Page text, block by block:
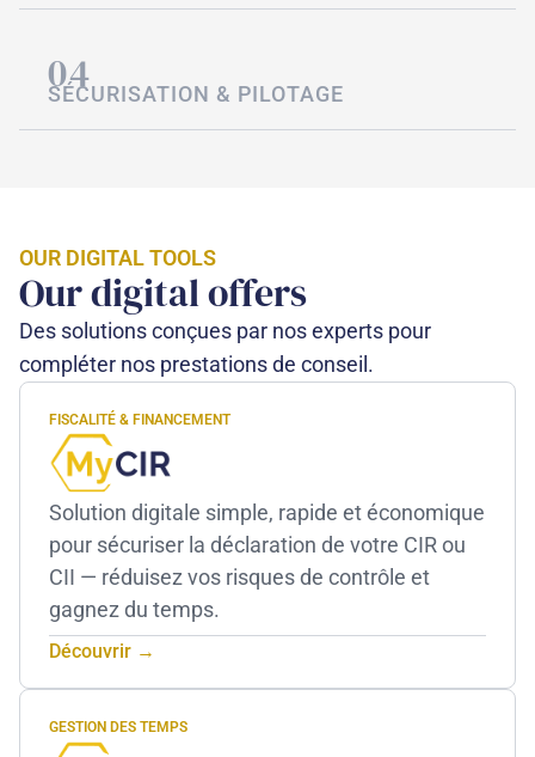
04
SÉCURISATION & PILOTAGE
OUR DIGITAL TOOLS
Our digital offers
Des solutions conçues par nos experts pour
compléter nos prestations de conseil.
FISCALITÉ & FINANCEMENT
Solution digitale simple, rapide et économique
pour sécuriser la déclaration de votre CIR ou
CII — réduisez vos risques de contrôle et
gagnez du temps.
Découvrir →
GESTION DES TEMPS